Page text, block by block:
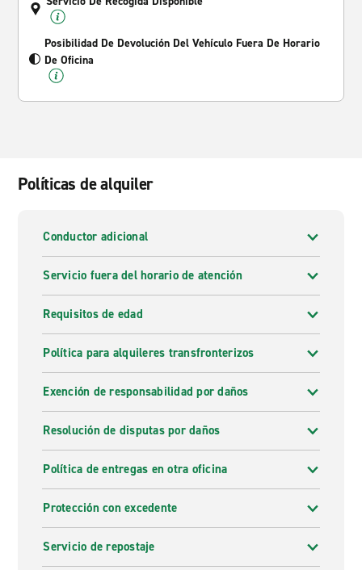
Posibilidad De Devolución Del Vehículo Fuera De Horario
De Oficina
Políticas de alquiler
Conductor adicional
Servicio fuera del horario de atención
Requisitos de edad
Política para alquileres transfronterizos
Exención de responsabilidad por daños
Resolución de disputas por daños
Política de entregas en otra oficina
Protección con excedente
Servicio de repostaje